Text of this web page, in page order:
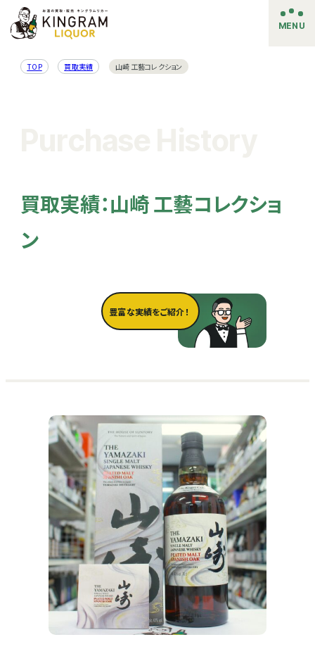
MENU
TOP 買取実績 山崎 工藝コレクション
買取実績：山崎 工藝コレクショ
ン
豊富な実績をご紹介！